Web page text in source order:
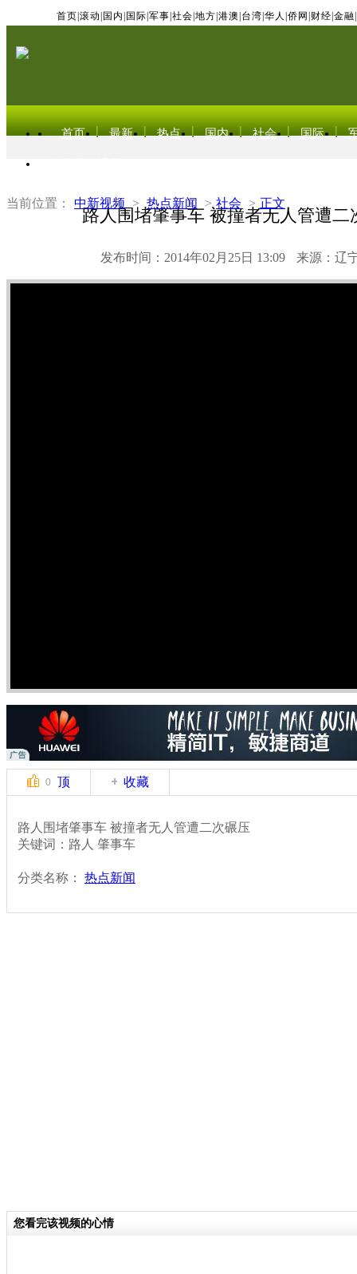
首页 滚动 国内 国际 军事 社会 地方 港澳 台湾 华人 侨网 财经 金融
首页 最新 热点 国内 社会 国际
当前位置： 中新视频 > 热点新闻 > 社会 > 正文
路人围堵肇事车 被撞者无人管遭二
发布时间：2014年02月25日 13:09 来源：辽
0 顶 收藏
路人围堵肇事车 被撞者无人管遭二次碾压
关键词：路人 肇事车
分类名称： 热点新闻
您看完该视频的心情